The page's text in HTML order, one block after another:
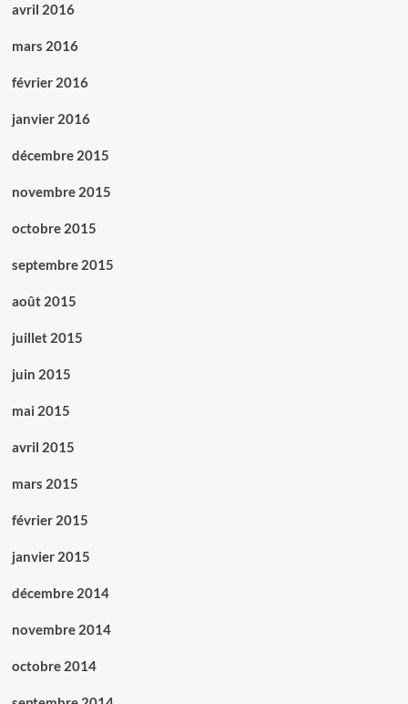
avril 2016
mars 2016
février 2016
janvier 2016
décembre 2015
novembre 2015
octobre 2015
septembre 2015
août 2015
juillet 2015
juin 2015
mai 2015
avril 2015
mars 2015
février 2015
janvier 2015
décembre 2014
novembre 2014
octobre 2014